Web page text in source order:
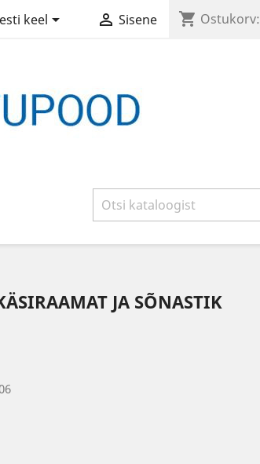
keel  Sisene shopping_cart Ostukorv:
JA SÕNASTIK